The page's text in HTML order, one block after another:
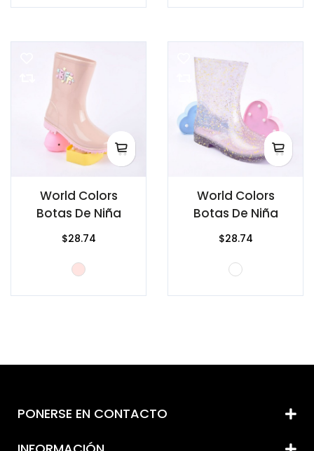
World Colors
Botas De Niña
$28.74
World Colors
Botas De Niña
$28.74
PONERSE EN CONTACTO